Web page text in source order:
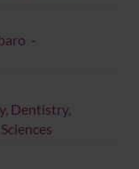
-
Dentistry,